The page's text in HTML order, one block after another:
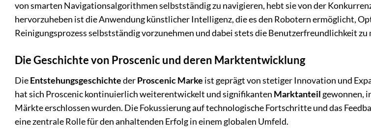
von smarten Navigationsalgorithmen selbstständig zu navigieren, hebt sie von der
hervorzuheben ist die Anwendung künstlicher Intelligenz, die es den Robotern ermöglicht,
Reinigungsprozess selbstständig vorzunehmen und dabei stets die Benutzerfreundlichkeit zu
Die Geschichte von Proscenic und deren Marktentwicklung
DieEntstehungsgeschichtederProscenic Marke ist geprägt von stetiger Innovation und
hat sich Proscenic kontinuierlich weiterentwickelt und signifikanten Marktanteilgewonnen,
Märkte erschlossen wurden. Die Fokussierung auf technologische Fortschritte und das
eine zentrale Rolle für den anhaltenden Erfolg in einem globalen Umfeld.